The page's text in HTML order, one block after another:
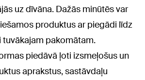
uz dīvāna. Dažās minūtēs var
produktus ar piegādi līdz
tuvākajam pakomātam.
piedāvā ļoti izsmeļošus un
aprakstus, sastāvdaļu